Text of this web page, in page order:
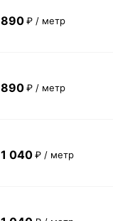
890 ₽ / метр
890 ₽ / метр
1 040 ₽ / метр